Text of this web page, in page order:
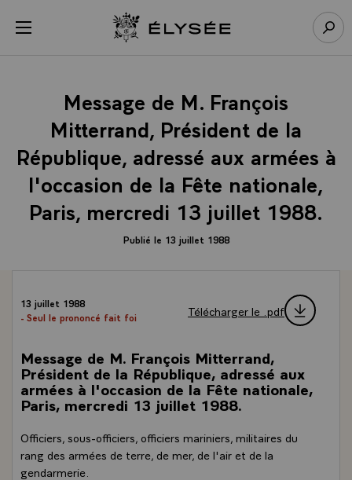
menu Retour à l’accueil Élysée
Message de M. François
Mitterrand, Président de la
République, adressé aux armées à
l'occasion de la Fête nationale,
Paris, mercredi 13 juillet 1988.
Publié le 13 juillet 1988
13 juillet 1988
- Seul le prononcé fait foi
Télécharger le .pdf
Message de M. François Mitterrand,
Président de la République, adressé aux
armées à l'occasion de la Fête nationale,
Paris, mercredi 13 juillet 1988.
Officiers, sous-officiers, officiers mariniers, militaires du
rang des armées de terre, de mer, de l'air et de la
gendarmerie.
Panneau de gestion des cookies